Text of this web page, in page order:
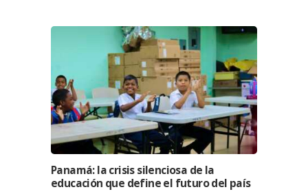
Panamá: la crisis silenciosa de la
educación que define el futuro del país